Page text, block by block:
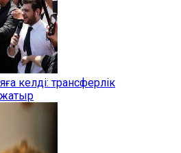
келді: трансферлік
жатыр